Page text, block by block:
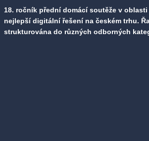
18. ročník přední domácí soutěže v
nejlepší digitální řešení na českém trhu.
strukturována do různých odborných